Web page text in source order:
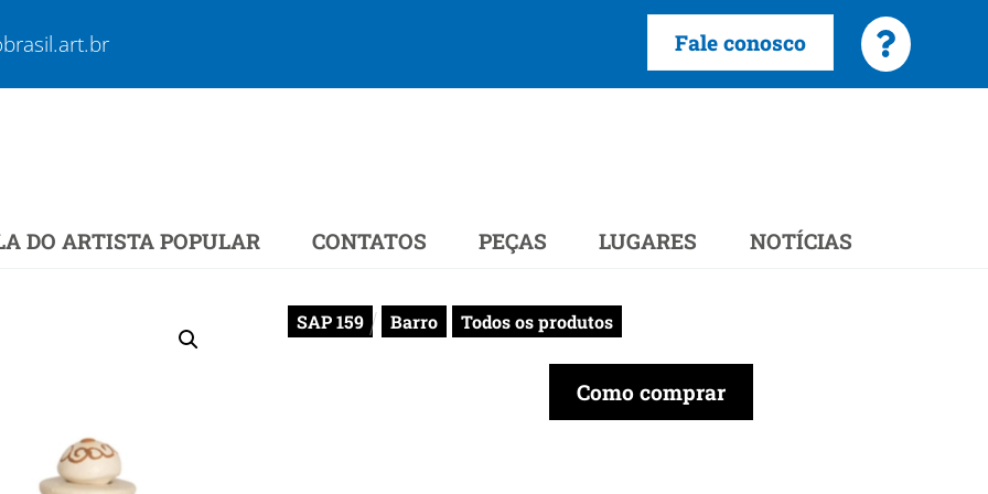
Fale conosco
DO ARTISTA POPULAR CONTATOS PEÇAS LUGARES NOTÍCIAS
SAP 159 Barro Todos os produtos
Como comprar